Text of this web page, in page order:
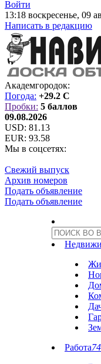
Войти
13:18 воскресенье, 09
Написать в редакцию
Академгородок:
Погода: +29.2 C
Пробки: 5 баллов
09.08.2026
USD: 81.13
EUR: 93.58
Мы в соцсетях:
Свежий выпуск
Архив номеров
Подать объявление
Подать объявление
Работа